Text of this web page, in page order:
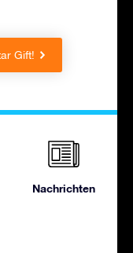
Gift!
Nachrichten